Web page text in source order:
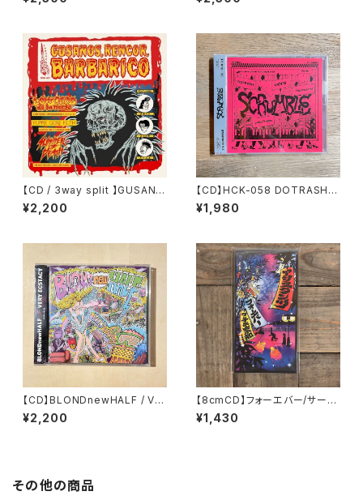
ore
【CD / 3way split 】GUSANO
S, RENCOR, BÁRBARICO by
LOW CARD de la morte / Y
¥2,200
【CD】HCK-058 DOTRASH,
The VAXXINES, OOPS, yok
oThema “Sc-rumble” 4way
¥1,980
【CD】BLONDnewHALF / VE
RY ECSTACY CD (BARMY
ARMY-35)
¥2,200
【8cmCD】フォーエバー/サーチ
&察知｜アシスタンツ
¥1,430
その他の商品